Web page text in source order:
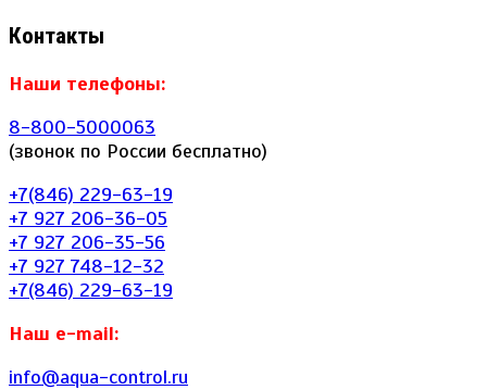
Контакты
Наши телефоны:
8-800-5000063
(звонок по России бесплатно)
+7(846) 229-63-19
+7 927 206-36-05
+7 927 206-35-56
+7 927 748-12-32
+7(846) 229-63-19
Наш e-mail:
info@aqua-control.ru